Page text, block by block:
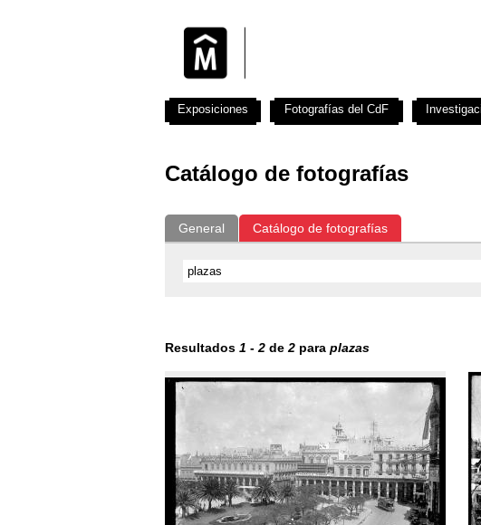
Catálogo de fotografías
General Catálogo de fotografías
Resultados 1 - 2 de 2 para plazas
Exposiciones Fotografías del CdF